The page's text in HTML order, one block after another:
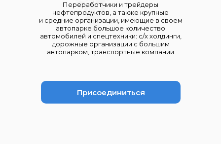
Присоединиться
Переработчики и трейдеры
нефтепродуктов, а также крупные
и средние организации, имеющие в своем
автопарке большое количество
автомобилей и спецтехники: с/х холдинги,
дорожные организации с большим
автопарком, транспортные компании